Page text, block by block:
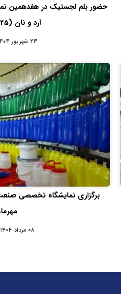
حضور بلم لجستیک در هفدهمین
آرد و نان (IBEX2025)
۲۳ شهریور ۱۴۰۴ - ۲۰:۰۲
برگزاری نمایشگاه تخصصی
۰۸ مرداد ۱۴۰۴ - ۱۰:۴۵